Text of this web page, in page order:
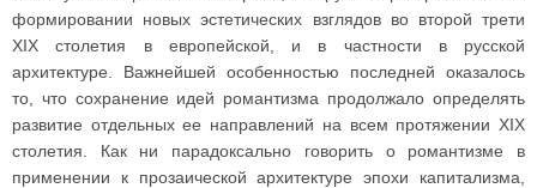
формировании новых эстетических взглядов во второй трети
XIX столетия в европейской, и в частности в русской
архитектуре. Важнейшей особенностью последней оказалось
то, что сохранение идей романтизма продолжало определять
развитие отдельных ее направлений на всем протяжении XIX
столетия. Как ни парадоксально говорить о романтизме в
применении к прозаической архитектуре эпохи капитализма,